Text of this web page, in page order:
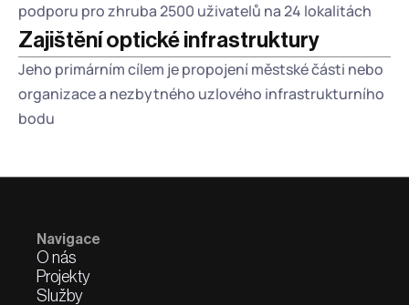
podporu pro zhruba 2500 uživatelů na 24 lokalitách
Zajištění optické infrastruktury
Jeho primárním cílem je propojení městské části nebo
organizace a nezbytného uzlového infrastrukturního
bodu
Navigace
O nás
Projekty
Služby